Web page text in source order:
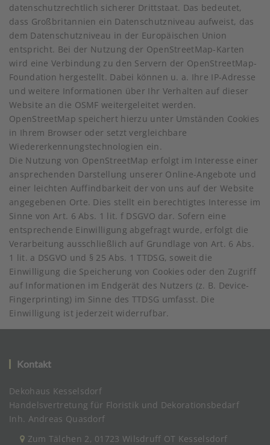
datenschutzrechtlich sicherer Drittstaat. Das bedeutet,
dass Großbritannien ein Datenschutzniveau aufweist, das
dem Datenschutzniveau in der Europäischen Union
entspricht. Bei der Nutzung der OpenStreetMap-Karten
wird eine Verbindung zu den Servern der OpenStreetMap-
Foundation hergestellt. Dabei können u. a. Ihre IP-Adresse
und weitere Informationen über Ihr Verhalten auf dieser
Website an die OSMF weitergeleitet werden.
OpenStreetMap speichert hierzu unter Umständen Cookies
in Ihrem Browser oder setzt vergleichbare
Wiedererkennungstechnologien ein.
Die Nutzung von OpenStreetMap erfolgt im Interesse einer
ansprechenden Darstellung unserer Online-Angebote und
einer leichten Auffindbarkeit der von uns auf der Website
angegebenen Orte. Dies stellt ein berechtigtes Interesse im
Sinne von Art. 6 Abs. 1 lit. f DSGVO dar. Sofern eine
entsprechende Einwilligung abgefragt wurde, erfolgt die
Verarbeitung ausschließlich auf Grundlage von Art. 6 Abs.
1 lit. a DSGVO und § 25 Abs. 1 TTDSG, soweit die
Einwilligung die Speicherung von Cookies oder den Zugriff
auf Informationen im Endgerät des Nutzers (z. B. Device-
Fingerprinting) im Sinne des TTDSG umfasst. Die
Einwilligung ist jederzeit widerrufbar.
Kontakt
Dekohaus Kesselsdorf
Handelsvertretung für Floristik und Dekorationsbedarf
Inh. Andreas Quasdorf
Zum Tälchen 2, 01723 Wilsdruff OT Kesselsdorf